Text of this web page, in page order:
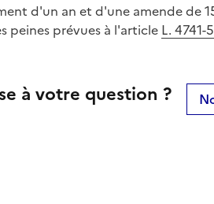
d'un an et d'une amende de
peines prévues à l'article L. 4741-5
à votre question ?